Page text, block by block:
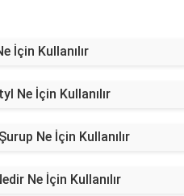
İçin Kullanılır
Ne İçin Kullanılır
Ne İçin Kullanılır
Ne İçin Kullanılır